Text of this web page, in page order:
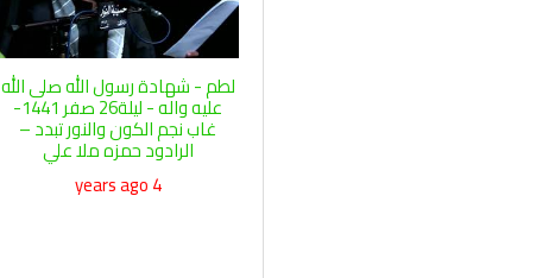
لطم - شهادة رسول الله صلى الله
عليه واله - ليلة26 صفر 1441-
غاب نجم الكون والنور تبدد –
الرادود حمزه ملا علي
4 years ago